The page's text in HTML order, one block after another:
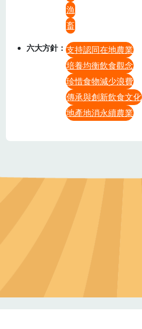
漁
畜
六大方針
支持認同在地農業
培養均衡飲食觀念
珍惜食物減少浪費
傳承與創新飲食文化
地產地消永續農業